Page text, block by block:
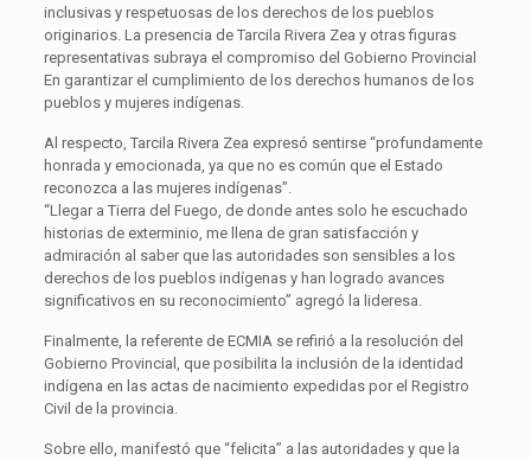
inclusivas y respetuosas de los derechos de los pueblos
originarios. La presencia de Tarcila Rivera Zea y otras figuras
representativas subraya el compromiso del Gobierno Provincial
En garantizar el cumplimiento de los derechos humanos de los
pueblos y mujeres indígenas.
Al respecto, Tarcila Rivera Zea expresó sentirse “profundamente
honrada y emocionada, ya que no es común que el Estado
reconozca a las mujeres indígenas”.
“Llegar a Tierra del Fuego, de donde antes solo he escuchado
historias de exterminio, me llena de gran satisfacción y
admiración al saber que las autoridades son sensibles a los
derechos de los pueblos indígenas y han logrado avances
significativos en su reconocimiento” agregó la lideresa.
Finalmente, la referente de ECMIA se refirió a la resolución del
Gobierno Provincial, que posibilita la inclusión de la identidad
indígena en las actas de nacimiento expedidas por el Registro
Civil de la provincia.
Sobre ello, manifestó que “felicita” a las autoridades y que la